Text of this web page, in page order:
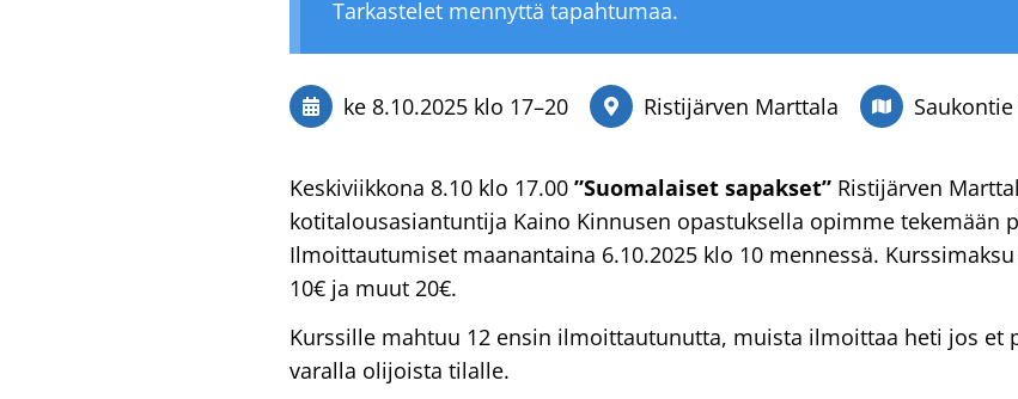
Tarkastelet mennyttä tapahtumaa.
ke 8.10.2025 klo 17–20 Ristijärven Marttala
Keskiviikkona 8.10 klo 17.00 ”Suomalaiset sapakset” Ristijärven
kotitalousasiantuntija Kaino Kinnusen opastuksella opimme tekemään
Ilmoittautumiset maanantaina 6.10.2025 klo 10 mennessä.
10€ ja muut 20€.
Kurssille mahtuu 12 ensin ilmoittautunutta, muista ilmoittaa heti jos et
varalla olijoista tilalle.